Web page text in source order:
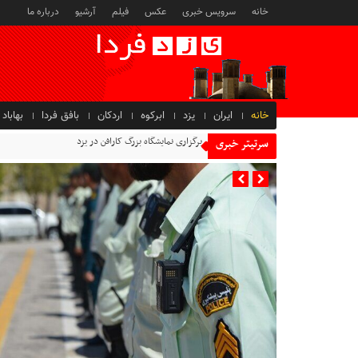
خانه سرویس خبری عکس فیلم آرشیو درباره ما
خانه ایران یزد ابرکوه اردکان بافق فردا بهاباد
سرتیتر خبری برگزاری نمایشگاه بزرگ کارافن در یزد